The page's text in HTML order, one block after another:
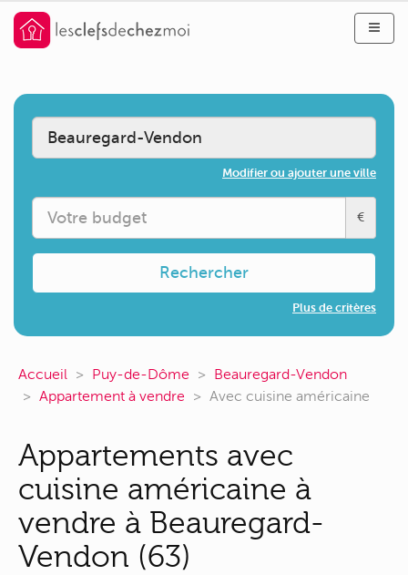
Modifier ou ajouter une ville
€
Rechercher
Plus de critères
Accueil Puy-de-Dôme
Beauregard-Vendon
Appartement à vendre
Avec cuisine américaine
Appartements avec
cuisine américaine à
vendre à Beauregard-
Vendon (63)